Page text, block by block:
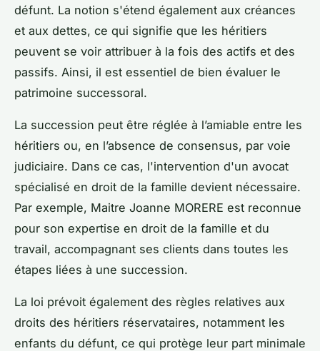
défunt. La notion s'étend également aux créances
et aux dettes, ce qui signifie que les héritiers
peuvent se voir attribuer à la fois des actifs et des
passifs. Ainsi, il est essentiel de bien évaluer le
patrimoine successoral.
La succession peut être réglée à l’amiable entre les
héritiers ou, en l’absence de consensus, par voie
judiciaire. Dans ce cas, l'intervention d'un avocat
spécialisé en droit de la famille devient nécessaire.
Par exemple, Maitre Joanne MORERE est reconnue
pour son expertise en droit de la famille et du
travail, accompagnant ses clients dans toutes les
étapes liées à une succession.
La loi prévoit également des règles relatives aux
droits des héritiers réservataires, notamment les
enfants du défunt, ce qui protège leur part minimale